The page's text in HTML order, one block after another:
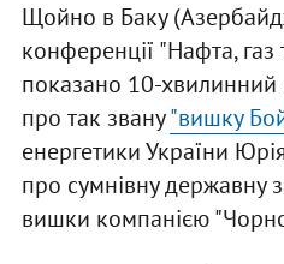
Щойно в Баку
конференції "Нафта, газ
показано 10-хвилинний
про так звану"вишку
енергетики України
про сумнівну державну
вишки компанією